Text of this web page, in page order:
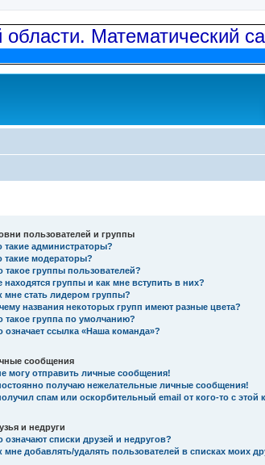
Математический
пользователей и группы
такие администраторы?
такие модераторы?
такое группы пользователей?
находятся группы и как мне вступить в них?
мне стать лидером группы?
названия некоторых групп имеют разные цвета?
такое группа по умолчанию?
означает ссылка «Наша команда»?
сообщения
могу отправить личные сообщения!
получаю нежелательные личные сообщения!
спам или оскорбительный email от кого-то с этой
и недруги
означают списки друзей и недругов?
мне добавлять/удалять пользователей в списках моих